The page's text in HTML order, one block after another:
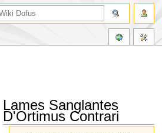
Lames Sanglantes
D'Ortimus Contrari